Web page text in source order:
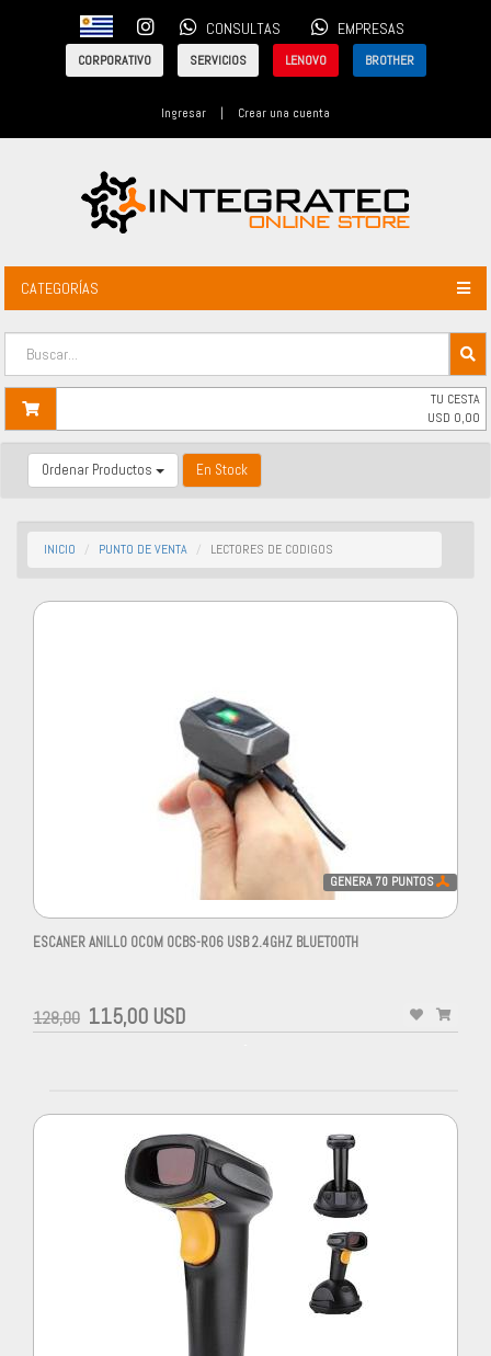
CONSULTAS EMPRESAS
CORPORATIVO SERVICIOS LENOVO BROTHER
Ingresar | Crear una cuenta
CATEGORÍAS
TU CESTA
USD 0,00
Ordenar Productos En Stock
INICIO PUNTO DE VENTA LECTORES DE CODIGOS
GENERA 70 PUNTOS
ESCANER ANILLO OCOM OCBS-R06 USB 2.4GHZ BLUETOOTH
128,00 115,00 USD